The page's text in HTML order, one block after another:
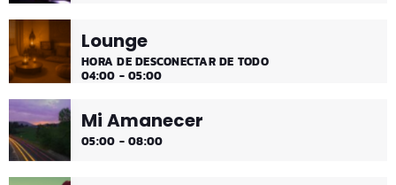
Lounge
HORA DE DESCONECTAR DE TODO
04:00 - 05:00
Mi Amanecer
05:00 - 08:00